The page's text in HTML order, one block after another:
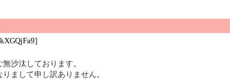
沙汰しております。
まして申し訳ありません。